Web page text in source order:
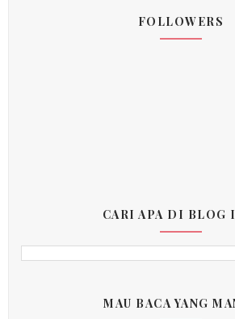
FOLLOWERS
CARI APA DI BLOG
MAU BACA YANG